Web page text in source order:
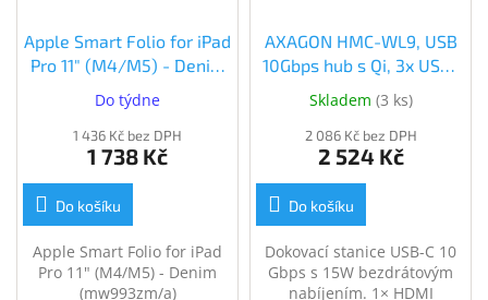
Apple Smart Folio for iPad
Pro 11" (M4/M5) - Denim
(mw993zm/a)
Do týdne
1 436 Kč bez DPH
1 738 Kč
Do košíku
Apple Smart Folio for iPad
Pro 11" (M4/M5) - Denim
(mw993zm/a)
AXAGON HMC-WL9, USB
10Gbps hub s Qi, 3x USB-
4k/60Hz, RJ-45 GLAN, PD
100W, kabel USB-C 60cm
(HMC-WL9)
Skladem (3 ks)
2 086 Kč bez DPH
2 524 Kč
Do košíku
Dokovací stanice USB-C 10
Gbps s 15W bezdrátovým
nabíjením. 1× HDMI